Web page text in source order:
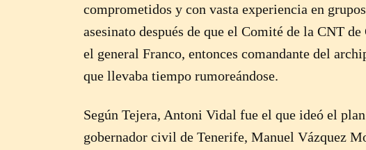
comprometidos y con vasta experiencia en
asesinato después de que el Comité de la CNT
el general Franco, entonces comandante del
que llevaba tiempo rumoreándose.
Según Tejera, Antoni Vidal fue el que ideó el
gobernador civil de Tenerife, Manuel Vázquez